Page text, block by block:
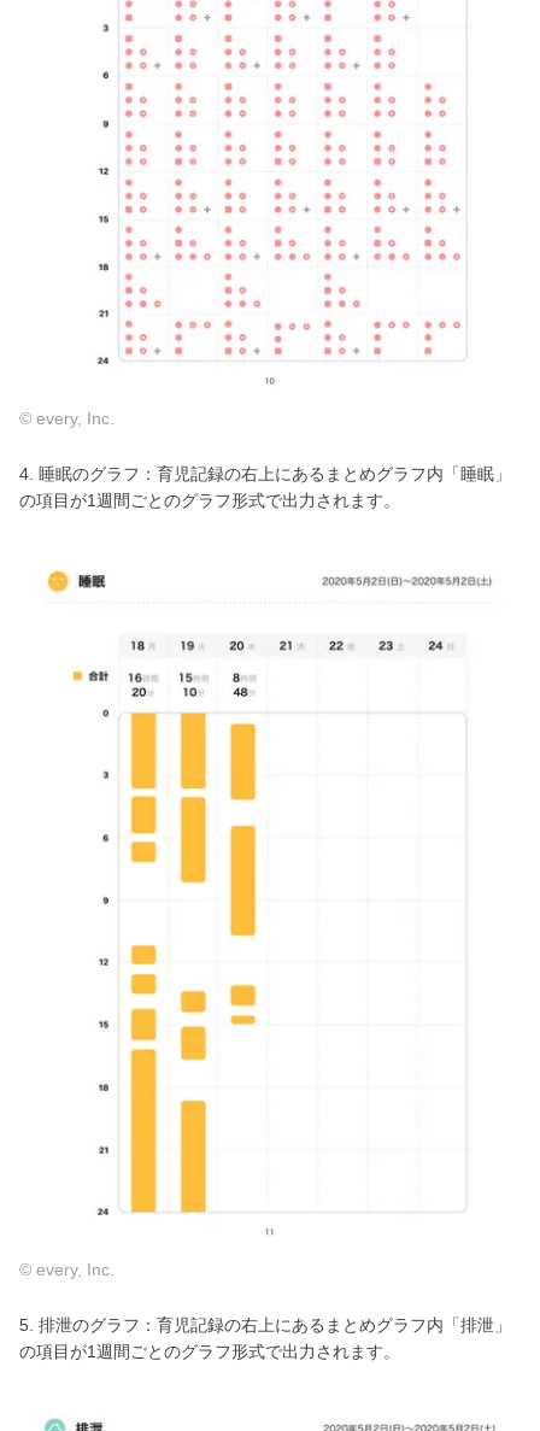
© every, Inc.
4. 睡眠のグラフ：育児記録の右上にあるまとめグラフ内「睡眠」
の項目が1週間ごとのグラフ形式で出力されます。
© every, Inc.
5. 排泄のグラフ：育児記録の右上にあるまとめグラフ内「排泄」
の項目が1週間ごとのグラフ形式で出力されます。